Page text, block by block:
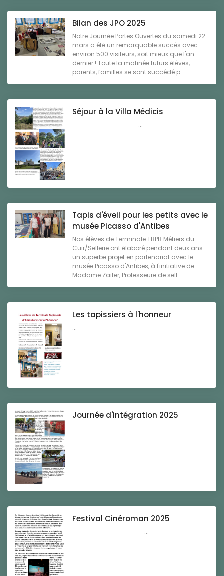
Bilan des JPO 2025
Notre Journée Portes Ouvertes du samedi 22
mars a été un remarquable succès avec
environ 500 visiteurs, soit mieux que l'an
dernier ! Toute la matinée futurs élèves,
parents, familles se sont succédé p ...
Séjour à la Villa Médicis
...
Tapis d'éveil pour les petits avec le
musée Picasso d'Antibes
Nos élèves de Terminale TBPB Métiers du
Cuir/Sellerie ont élaboré pendant deux ans
un superbe projet en partenariat avec le
musée Picasso d'Antibes, à l'initiative de
Madame Zaïter, Professeure de sell ...
Les tapissiers à l'honneur
...
Journée d'intégration 2025
...
Festival Cinéroman 2025
...